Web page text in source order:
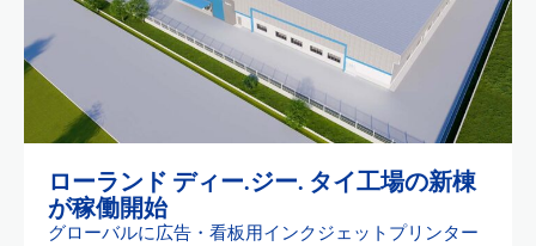
ローランド ディー.ジー. タイ工場の新棟
が稼働開始
グローバルに広告・看板用インクジェットプリンター